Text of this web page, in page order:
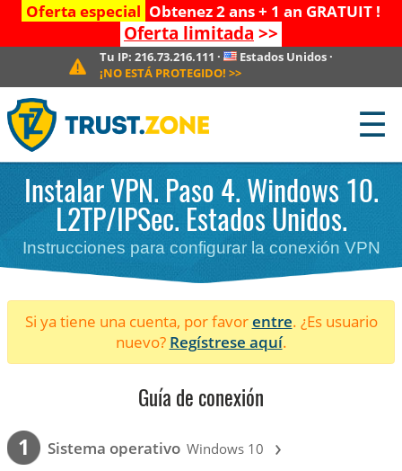
Oferta especial Obtenez 2 ans + 1 an GRATUIT !
Oferta limitada >>
Tu IP: 216.73.216.111 · Estados Unidos ·
¡NO ESTÁ PROTEGIDO! >>
☰
Instalar VPN. Paso 4. Windows 10.
L2TP/IPSec. Estados Unidos.
Instrucciones para configurar la conexión VPN
Si ya tiene una cuenta, por favorentre. ¿Es usuario
nuevo? Regístrese aquí.
Guía de conexión
1 Sistema operativo Windows 10 ›